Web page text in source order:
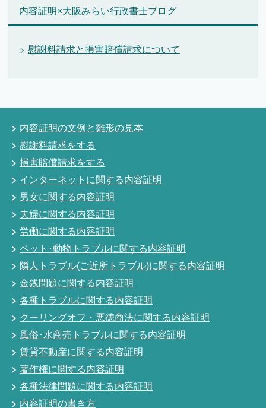
内容証明×大阪みらい行政書士ブログ
慰謝料請求と損害賠償請求について
内容証明の文例と雛形の見本
慰謝料請求をする
損害賠償請求をする
インターネットに関する内容証明
男女に関する内容証明
夫婦に関する内容証明
労働に関する内容証明
ペット･動物トラブルに関する内容証明
隣人トラブル(ご近所トラブル)に関する内容証明
金銭問題に関する内容証明
各種トラブルに関する内容証明
クーリングオフ・悪徳商法に関する内容証明
風俗･水商売トラブルに関する内容証明
賃貸不動産に関する内容証明
著作権に関する内容証明
各種法律問題に関する内容証明
内容証明の書き方